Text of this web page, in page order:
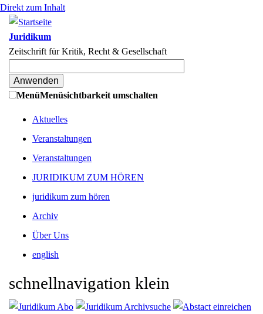
Direkt zum Inhalt
Juridikum
Zeitschrift für Kritik, Recht & Gesellschaft
MenüMenüsichtbarkeit umschalten
Aktuelles
Veranstaltungen
Veranstaltungen
JURIDIKUM ZUM HÖREN
juridikum zum hören
Archiv
Über Uns
english
schnellnavigation klein